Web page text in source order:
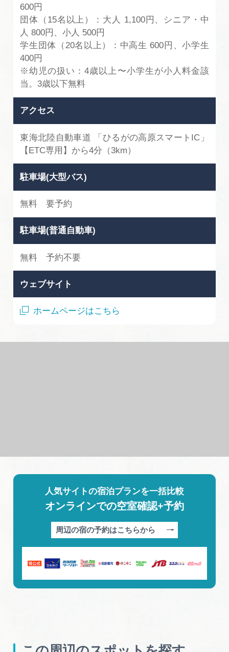
600円
団体（15名以上）：大人 1,100円、シニア・中
人 800円、小人 500円
学⽣団体（20名以上）：中高生 600円、小学生
400円
※幼児の扱い：4歳以上〜小学生が小⼈料⾦該
当。3歳以下無料
アクセス
東海北陸自動⾞道 「ひるがの高原スマートIC」
【ETC専⽤】から4分（3km）
駐車場(大型バス)
無料 要予約
駐車場(普通自動車)
無料 予約不要
ウェブサイト
ホームページはこちら
人気サイトの宿泊プランを一括比較
オンラインでの空室確認+予約
周辺の宿の予約はこちらから